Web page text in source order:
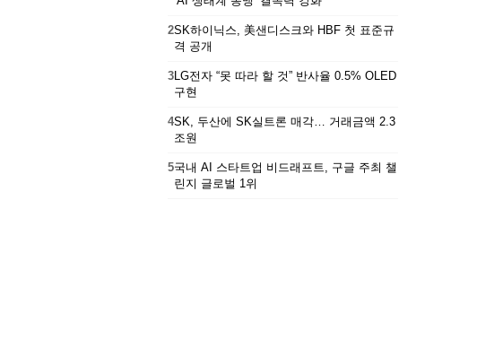
2SK하이닉스, 美샌디스크와 HBF 첫 표준규
격 공개
3LG전자 “못 따라 할 것” 반사율 0.5% OLED
구현
4SK, 두산에 SK실트론 매각… 거래금액 2.3
조원
5국내 AI 스타트업 비드래프트, 구글 주최 챌
린지 글로벌 1위